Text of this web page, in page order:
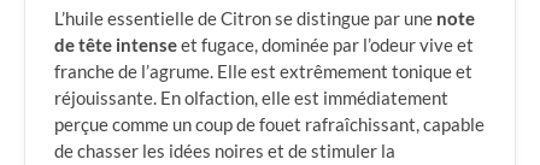
L’huile essentielle de Citron se distingue par une note
de tête intenseet fugace, dominée par l’odeur vive et
franche de l’agrume. Elle est extrêmement tonique et
réjouissante. En olfaction, elle est immédiatement
perçue comme un coup de fouet rafraîchissant, capable
de chasser les idées noires et de stimuler la